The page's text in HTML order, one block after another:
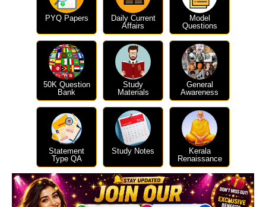
PYQ Papers
Daily Current
Affairs
Model
Questions
50K Question
Bank
Study
Materials
General
Awareness
Statement
Type QA
Study Notes
Kerala
Renaissance